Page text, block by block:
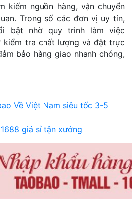
kiếm nguồn hàng, vận chuyển
Trong số các đơn vị uy tín,
bật nhờ quy trình làm việc
kiểm tra chất lượng và đặt trực
bảo hàng giao nhanh chóng,
Về Việt Nam siêu tốc 3-5
giá sỉ tận xưởng